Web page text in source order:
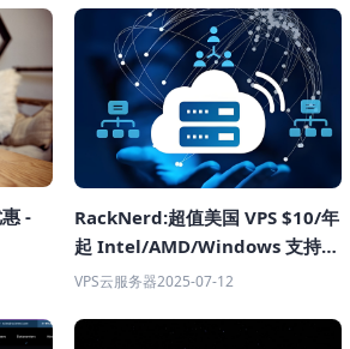
-
RackNerd:超值美国 VPS $10/年
起 Intel/AMD/Windows 支持
轻松一键切换 IP 多地域数据中心
VPS云服务器2025-07-12